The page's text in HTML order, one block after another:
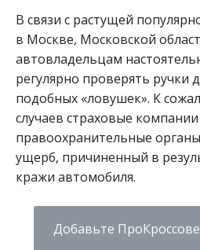
В связи с растущей
в Москве, Московской
автовладельцам
регулярно проверять ручки
подобных «ловушек». К
случаев страховые
правоохранительные
ущерб, причиненный в
кражи автомобиля.
Добавьте